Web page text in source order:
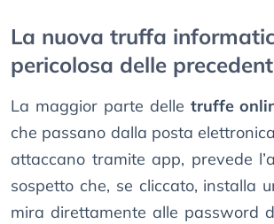
La nuova truffa
pericolosa delle
La maggior parte delle truffe
che passano dalla posta
attaccano tramite app, prevede
sospetto che, se cliccato, installa
mira direttamente alle password